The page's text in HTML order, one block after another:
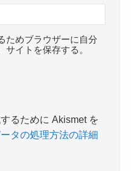
ためブラウザーに自分
サイトを保存する。
るために Akismet を
タの処理方法の詳細